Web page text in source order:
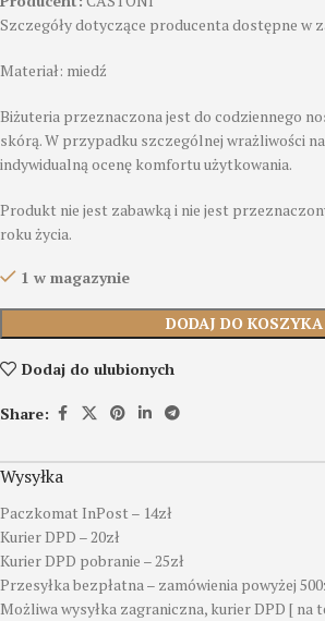
Szczegóły dotyczące producenta dostępne w
Materiał: miedź
Biżuteria przeznaczona jest do codziennego
skórą. W przypadku szczególnej wrażliwości
indywidualną ocenę komfortu użytkowania.
Produkt nie jest zabawką i nie jest
roku życia.
1 w magazynie
DODAJ DO KOSZYKA
Dodaj do ulubionych
Share:
Wysyłka
Paczkomat InPost – 14zł
Kurier DPD – 20zł
Kurier DPD pobranie – 25zł
Przesyłka bezpłatna – zamówienia powyżej
Możliwa wysyłka zagraniczna, kurier DPD [ na